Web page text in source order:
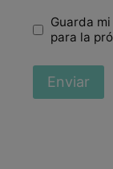
Guarda
para la